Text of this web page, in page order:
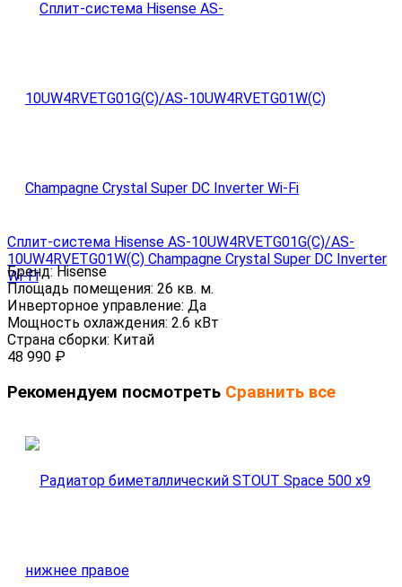
Сплит-система Hisense AS-10UW4RVETG01G(C)/AS-
10UW4RVETG01W(C) Champagne Crystal Super DC Inverter
Wi-Fi
Бренд:Hisense
Площадь помещения: 26 кв. м.
Инверторное управление: Да
Мощность охлаждения: 2.6 кВт
Страна сборки: Китай
48 990 ₽
Рекомендуем посмотреть Сравнить все